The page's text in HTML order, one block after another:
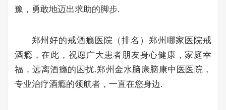
豫，勇敢地迈出求助的脚步.
郑州好的戒酒瘾医院（排名）郑州哪家医院戒
酒瘾，在此，祝愿广大患者朋友身心健康，家庭幸
福，远离酒瘾的困扰.郑州金水脑康脑康中医医院，
专业治疗酒瘾的领航者，一直在您身边.